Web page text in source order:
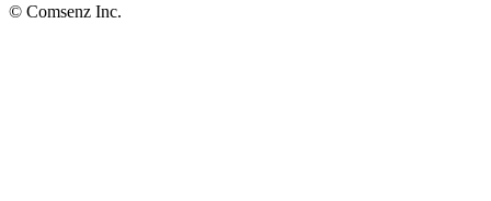
© Comsenz Inc.